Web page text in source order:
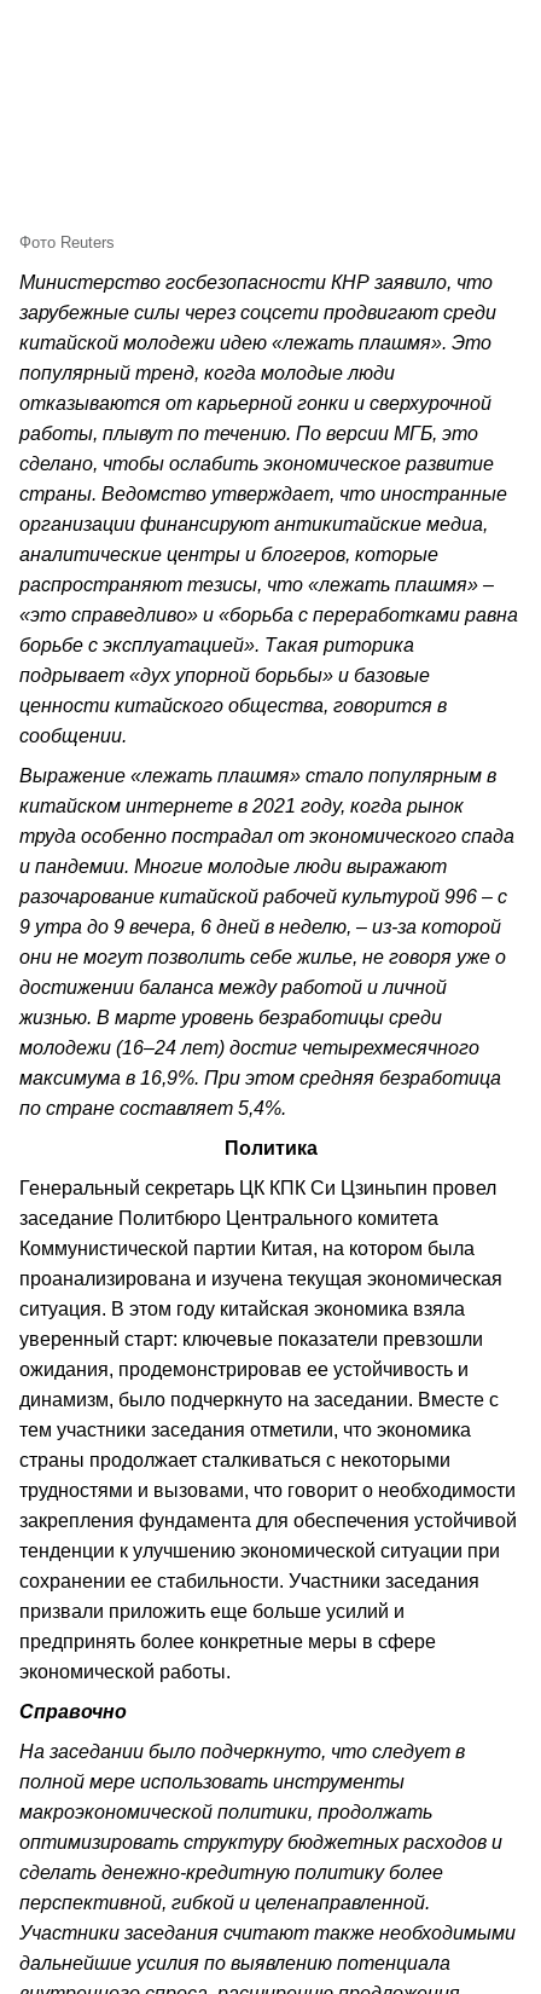
Фото Reuters
Министерство госбезопасности КНР заявило, что
зарубежные силы через соцсети продвигают среди
китайской молодежи идею «лежать плашмя». Это
популярный тренд, когда молодые люди
отказываются от карьерной гонки и сверхурочной
работы, плывут по течению. По версии МГБ, это
сделано, чтобы ослабить экономическое развитие
страны. Ведомство утверждает, что иностранные
организации финансируют антикитайские медиа,
аналитические центры и блогеров, которые
распространяют тезисы, что «лежать плашмя» –
«это справедливо» и «борьба с переработками равна
борьбе с эксплуатацией». Такая риторика
подрывает «дух упорной борьбы» и базовые
ценности китайского общества, говорится в
сообщении.
Выражение «лежать плашмя» стало популярным в
китайском интернете в 2021 году, когда рынок
труда особенно пострадал от экономического спада
и пандемии. Многие молодые люди выражают
разочарование китайской рабочей культурой 996 – с
9 утра до 9 вечера, 6 дней в неделю, – из-за которой
они не могут позволить себе жилье, не говоря уже о
достижении баланса между работой и личной
жизнью. В марте уровень безработицы среди
молодежи (16–24 лет) достиг четырехмесячного
максимума в 16,9%. При этом средняя безработица
по стране составляет 5,4%.
Политика
Генеральный секретарь ЦК КПК Си Цзиньпин провел
заседание Политбюро Центрального комитета
Коммунистической партии Китая, на котором была
проанализирована и изучена текущая экономическая
ситуация. В этом году китайская экономика взяла
уверенный старт: ключевые показатели превзошли
ожидания, продемонстрировав ее устойчивость и
динамизм, было подчеркнуто на заседании. Вместе с
тем участники заседания отметили, что экономика
страны продолжает сталкиваться с некоторыми
трудностями и вызовами, что говорит о необходимости
закрепления фундамента для обеспечения устойчивой
тенденции к улучшению экономической ситуации при
сохранении ее стабильности. Участники заседания
призвали приложить еще больше усилий и
предпринять более конкретные меры в сфере
экономической работы.
Справочно
На заседании было подчеркнуто, что следует в
полной мере использовать инструменты
макроэкономической политики, продолжать
оптимизировать структуру бюджетных расходов и
сделать денежно-кредитную политику более
перспективной, гибкой и целенаправленной.
Участники заседания считают также необходимыми
дальнейшие усилия по выявлению потенциала